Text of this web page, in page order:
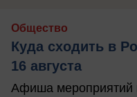
Общество
Куда сходить в
16 августа
Афиша мероприятий